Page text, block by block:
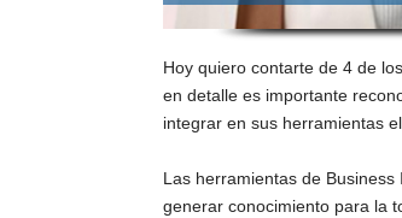
Hoy quiero contarte de 4 de
en detalle es importante
integrar en sus herramientas
Las herramientas de
generar conocimiento para la